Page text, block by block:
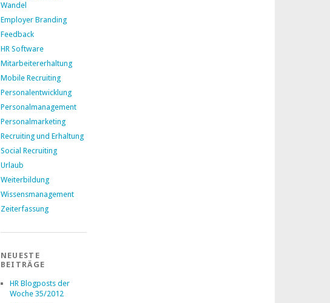
Wandel
Employer Branding
Feedback
HR Software
Mitarbeitererhaltung
Mobile Recruiting
Personalentwicklung
Personalmanagement
Personalmarketing
Recruiting und Erhaltung
Social Recruiting
Urlaub
Weiterbildung
Wissensmanagement
Zeiterfassung
NEUESTE
BEITRÄGE
HR Blogposts der
Woche 35/2012